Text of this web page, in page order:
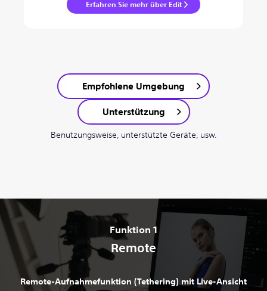
Erfahren Sie mehr über Edit
Empfohlene Umgebung
Unterstützung
Benutzungsweise, unterstützte Geräte, usw.
Funktion 1
Remote
Remote-Aufnahmefunktion (Tethering) mit Live-Ansicht